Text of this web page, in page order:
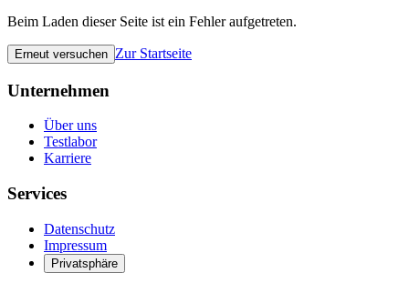
Beim Laden dieser Seite ist ein Fehler aufgetreten.
Erneut versuchen Zur Startseite
Unternehmen
Über uns
Testlabor
Karriere
Services
Datenschutz
Impressum
Privatsphäre